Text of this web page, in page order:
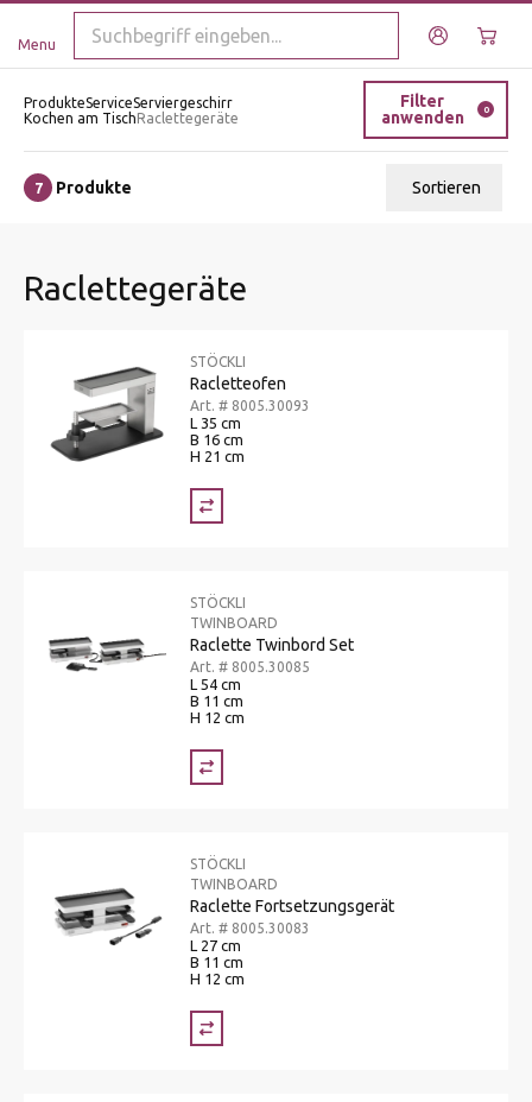
Menu
ProdukteServiceServiergeschirr
Kochen am TischRaclettegeräte
Filter
anwenden
0
7 Produkte Sortieren
Raclettegeräte
STÖCKLI
Racletteofen
Art. # 8005.30093
L 35 cm
B 16 cm
H 21 cm
STÖCKLI
TWINBOARD
Raclette Twinbord Set
Art. # 8005.30085
L 54 cm
B 11 cm
H 12 cm
STÖCKLI
TWINBOARD
Raclette Fortsetzungsgerät
Art. # 8005.30083
L 27 cm
B 11 cm
H 12 cm